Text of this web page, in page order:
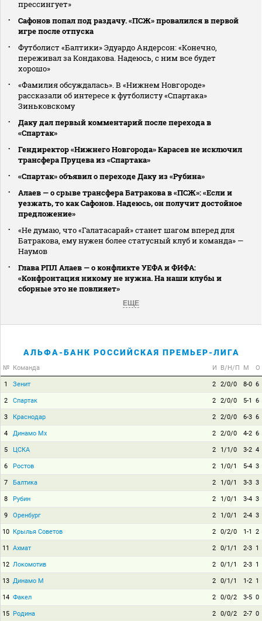
прессингует»
Сафонов попал под раздачу. «ПСЖ» провалился в первой
игре после отпуска
Футболист «Балтики» Эдуардо Андерсон: «Конечно,
переживал за Кондакова. Надеюсь, с ним все будет
хорошо»
«Фамилия обсуждалась». В «Нижнем Новгороде»
рассказали об интересе к футболисту «Спартака»
Зиньковскому
Даку дал первый комментарий после перехода в
«Спартак»
Гендиректор «Нижнего Новгорода» Карасев не исключил
трансфера Пруцева из «Спартака»
«Спартак» объявил о переходе Даку из «Рубина»
Алаев — о срыве трансфера Батракова в «ПСЖ»: «Если и
уезжать, то как Сафонов. Надеюсь, он получит достойное
предложение»
«Не думаю, что «Галатасарай» станет шагом вперед для
Батракова, ему нужен более статусный клуб и команда» —
Наумов
Глава РПЛ Алаев — о конфликте УЕФА и ФИФА:
«Конфронтация никому не нужна. На наши клубы и
сборные это не повлияет»
ЕЩЕ
АЛЬФА-БАНК РОССИЙСКАЯ ПРЕМЬЕР-ЛИГА
№ Команда И В/Н/П М О
1 Зенит 2 2/0/0 8-0 6
2 Спартак 2 2/0/0 5-1 6
3 Краснодар 2 2/0/0 6-3 6
4 Динамо Мх 2 2/0/0 4-2 6
5 ЦСКА 2 1/1/0 3-2 4
6 Ростов 2 1/0/1 5-4 3
7 Балтика 2 1/0/1 3-3 3
8 Рубин 2 1/0/1 3-4 3
9 Оренбург 2 1/0/1 2-4 3
10 Крылья Советов 2 0/2/0 1-1 2
11 Ахмат 2 0/1/1 2-3 1
12 Локомотив 2 0/1/1 2-3 1
13 Динамо М 2 0/1/1 1-2 1
14 Факел 2 0/0/2 3-5 0
15 Родина 2 0/0/2 2-7 0